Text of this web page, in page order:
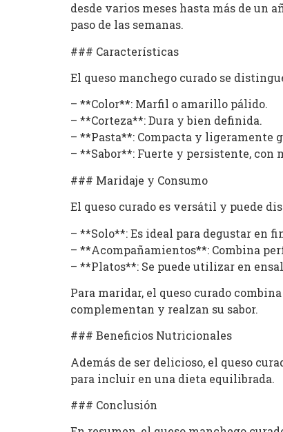
desde varios meses hasta más de un
paso de las semanas.
### Características
El queso manchego curado se
– **Color**: Marfil o amarillo pálido.
– **Corteza**: Dura y bien definida.
– **Pasta**: Compacta y ligeramente
– **Sabor**: Fuerte y persistente,
### Maridaje y Consumo
El queso curado es versátil y puede
– **Solo**: Es ideal para degustar en
– **Acompañamientos**: Combina
– **Platos**: Se puede utilizar en
Para maridar, el queso curado
complementan y realzan su sabor.
### Beneficios Nutricionales
Además de ser delicioso, el queso
para incluir en una dieta equilibrada.
### Conclusión